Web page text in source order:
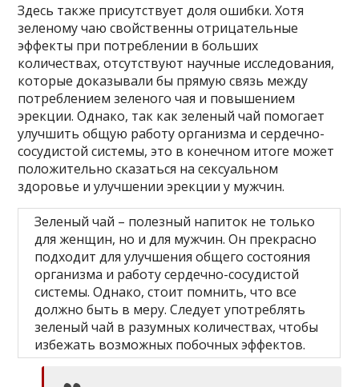
Здесь также присутствует доля ошибки. Хотя
зеленому чаю свойственны отрицательные
эффекты при потреблении в больших
количествах, отсутствуют научные исследования,
которые доказывали бы прямую связь между
потреблением зеленого чая и повышением
эрекции. Однако, так как зеленый чай помогает
улучшить общую работу организма и сердечно-
сосудистой системы, это в конечном итоге может
положительно сказаться на сексуальном
здоровье и улучшении эрекции у мужчин.
Зеленый чай – полезный напиток не только
для женщин, но и для мужчин. Он прекрасно
подходит для улучшения общего состояния
организма и работу сердечно-сосудистой
системы. Однако, стоит помнить, что все
должно быть в меру. Следует употреблять
зеленый чай в разумных количествах, чтобы
избежать возможных побочных эффектов.